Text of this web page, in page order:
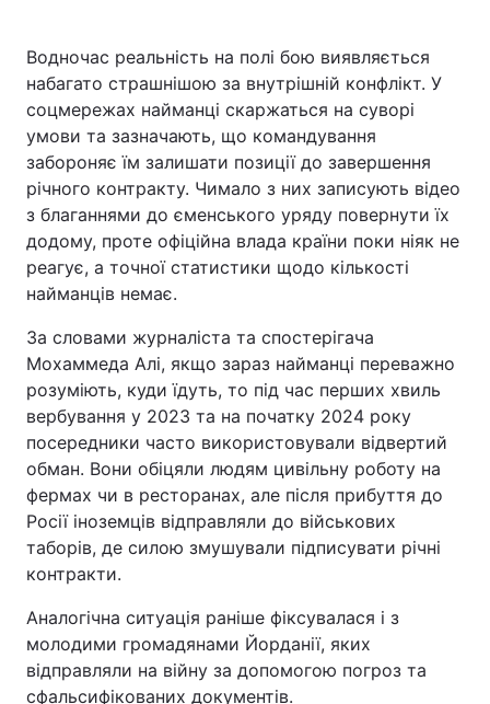
Водночас реальність на полі бою виявляється
набагато страшнішою за внутрішній конфлікт. У
соцмережах найманці скаржаться на суворі
умови та зазначають, що командування
забороняє їм залишати позиції до завершення
річного контракту. Чимало з них записують відео
з благаннями до єменського уряду повернути їх
додому, проте офіційна влада країни поки ніяк не
реагує, а точної статистики щодо кількості
найманців немає.
За словами журналіста та спостерігача
Мохаммеда Алі, якщо зараз найманці переважно
розуміють, куди їдуть, то під час перших хвиль
вербування у 2023 та на початку 2024 року
посередники часто використовували відвертий
обман. Вони обіцяли людям цивільну роботу на
фермах чи в ресторанах, але після прибуття до
Росії іноземців відправляли до військових
таборів, де силою змушували підписувати річні
контракти.
Аналогічна ситуація раніше фіксувалася і з
молодими громадянами Йорданії, яких
відправляли на війну за допомогою погроз та
сфальсифікованих документів.